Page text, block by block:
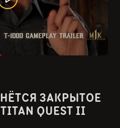
ЗАКРЫТОЕ
QUEST II